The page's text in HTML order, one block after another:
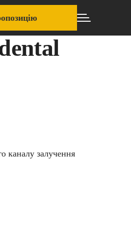
каналу залучення